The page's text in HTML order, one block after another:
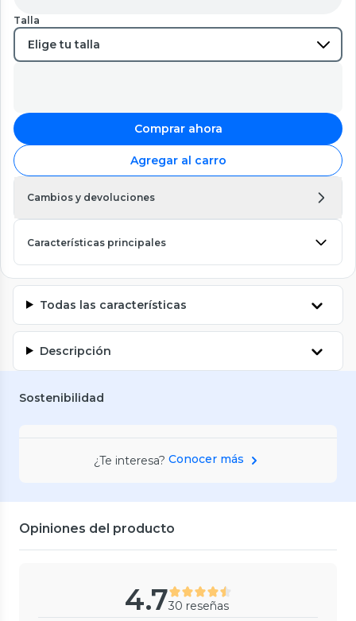
Talla
Comprar ahora
Agregar al carro
Cambios y devoluciones
Características principales
Todas las características
Descripción
Sostenibilidad
¿Te interesa? Conocer más
Opiniones del producto
4.730 reseñas